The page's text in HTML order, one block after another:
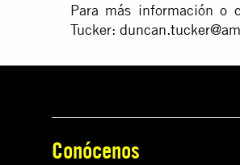
Para más información o
Tucker:
Conócenos